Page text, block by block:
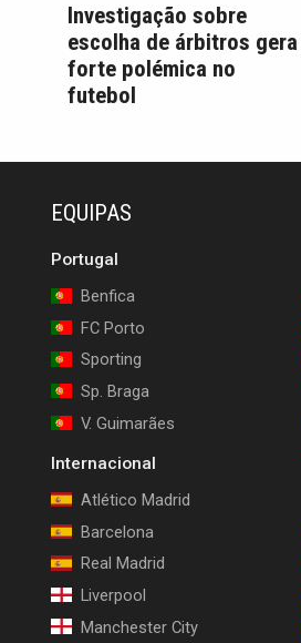
Investigação sobre
escolha de árbitros gera
forte polémica no
futebol
EQUIPAS
Portugal
Benfica
FC Porto
Sporting
Sp. Braga
V. Guimarães
Internacional
Atlético Madrid
Barcelona
Real Madrid
Liverpool
Manchester City